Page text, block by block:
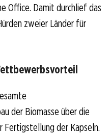
Office. Damit durchlief das
zweier Länder für
der Biomasse über die
der Kapseln.